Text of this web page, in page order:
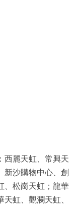
西麗天虹、常興天
新沙購物中心、創
、松崗天虹；龍華
虹、觀瀾天虹、